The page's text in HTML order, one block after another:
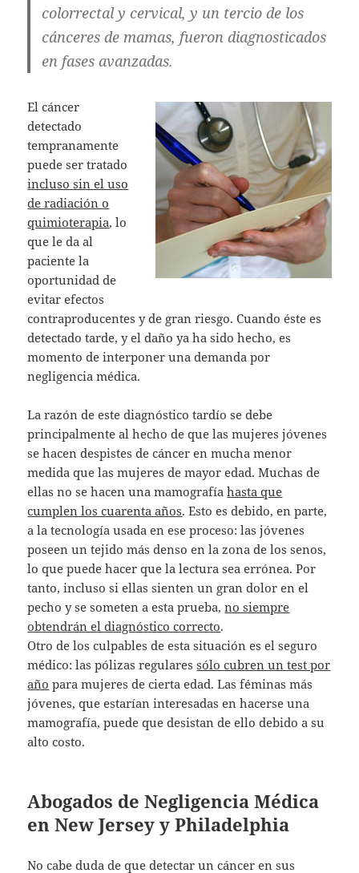
colorrectal y cervical, y un tercio de los
cánceres de mamas, fueron diagnosticados
en fases avanzadas.
El cáncer
detectado
tempranamente
puede ser tratado
incluso sin el uso
de radiación o
quimioterapia, lo
que le da al
paciente la
oportunidad de
evitar efectos
contraproducentes y de gran riesgo. Cuando éste es
detectado tarde, y el daño ya ha sido hecho, es
momento de interponer una demanda por
negligencia médica.
La razón de este diagnóstico tardío se debe
principalmente al hecho de que las mujeres jóvenes
se hacen despistes de cáncer en mucha menor
medida que las mujeres de mayor edad. Muchas de
ellas no se hacen una mamografíahasta que
cumplen los cuarenta años. Esto es debido, en parte,
a la tecnología usada en ese proceso: las jóvenes
poseen un tejido más denso en la zona de los senos,
lo que puede hacer que la lectura sea errónea. Por
tanto, incluso si ellas sienten un gran dolor en el
pecho y se someten a esta prueba,no siempre
obtendrán el diagnóstico correcto.
Otro de los culpables de esta situación es el seguro
médico: las pólizas regularessólo cubren un test por
año para mujeres de cierta edad. Las féminas más
jóvenes, que estarían interesadas en hacerse una
mamografía, puede que desistan de ello debido a su
alto costo.
Abogados de Negligencia Médica
en New Jersey y Philadelphia
No cabe duda de que detectar un cáncer en sus